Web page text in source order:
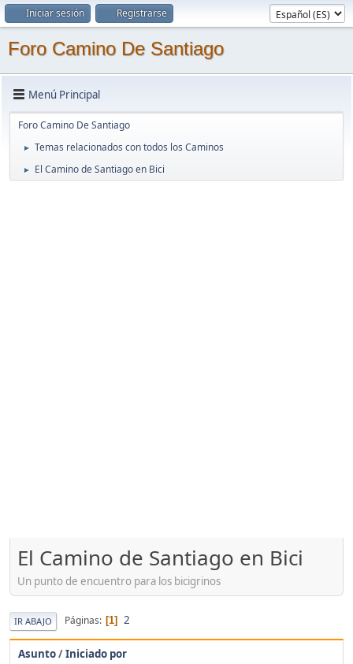
Iniciar sesión Registrarse
Foro Camino De Santiago
Menú Principal
Foro Camino De Santiago
► Temas relacionados con todos los Caminos
► El Camino de Santiago en Bici
El Camino de Santiago en Bici
Un punto de encuentro para los bicigrinos
IR ABAJO Páginas 1 2
Asunto/Iniciado por